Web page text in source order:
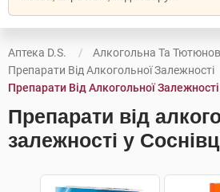
Аптека D.S.
Алкогольна Та
Препарати Від Алкогольної Залежності
Препарати Від Алкогольної Залежності
Препарати від
залежності у